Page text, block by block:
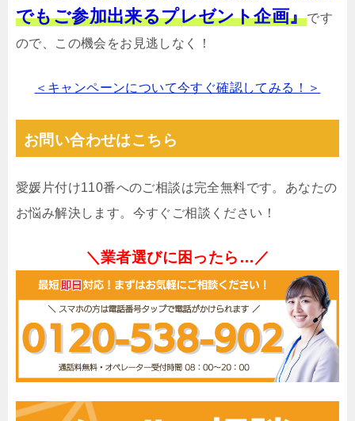
でもご参加出来るプレゼント企画』です
ので、この機会をお見逃しなく！
＜キャンペーンについて今すぐ確認してみる！＞
お問い合わせはこちら
愛媛片付け110番へのご相談は完全無料です。あなたの
お悩み解決します。今すぐご相談ください！
＼業者選びに困ったら…／